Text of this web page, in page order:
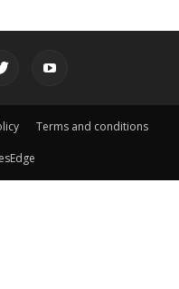
Terms and conditions